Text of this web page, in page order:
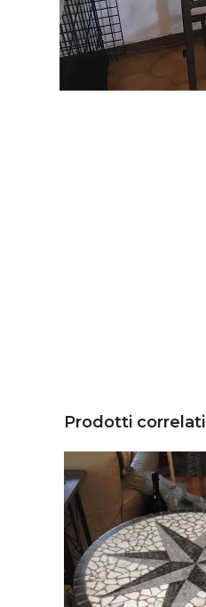
Prodotti correlati